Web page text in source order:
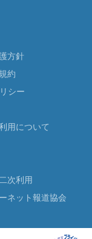
方針
約
シー
用について
次利用
ネット報道協会